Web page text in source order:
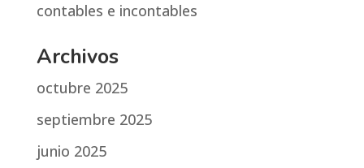
contables e incontables
Archivos
octubre 2025
septiembre 2025
junio 2025